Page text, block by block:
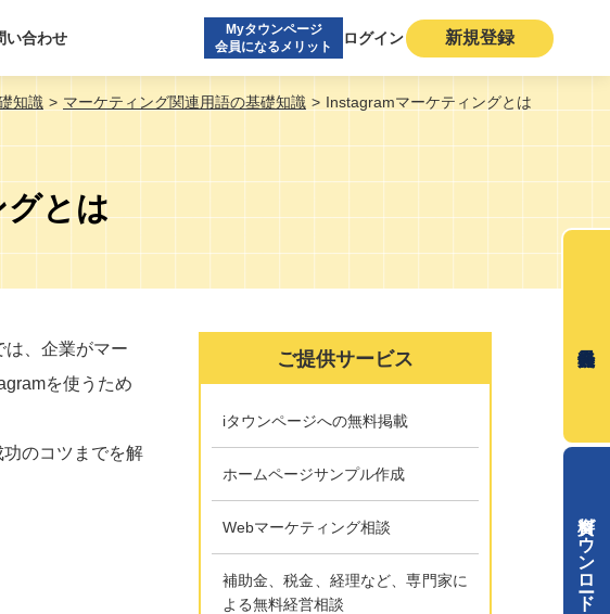
い合わせ
Myタウンページ
会員になるメリット
ログイン 新規登録
資料ダウンロード
知識 マーケティング関連用語の基礎知識 Instagramマーケティングとは
とは
は、企業がマー
を使うため
のコツまでを解
ご提供サービス
iタウンページへの無料掲載
ホームページサンプル作成
Webマーケティング相談
補助金、税金、経理など、専門家に
よる無料経営相談